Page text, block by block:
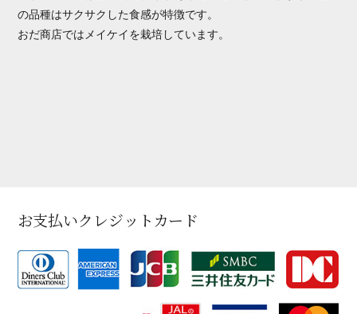
の品種はサクサクした食感が特徴です。
おだ商店ではメイケイを栽培しています。
お支払いクレジットカード